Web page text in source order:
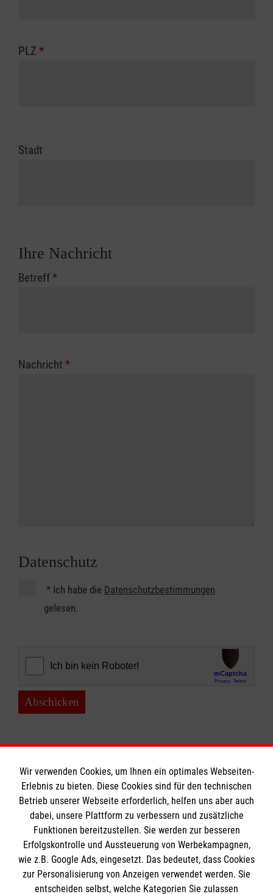
PLZ *
Stadt
Ihre Nachricht
Betreff*
Nachricht *
Datenschutz
* Ich habe die Datenschutzbestimmungen
gelesen.
Abschicken
Informationen
Impressum
Datenschutz
Kontakt
Die Malteser
Wir verwenden Cookies, um Ihnen ein optimales Webseiten-
Erlebnis zu bieten. Diese Cookies sind für den technischen
Betrieb unserer Webseite erforderlich, helfen uns aber auch
dabei, unsere Plattform zu verbessern und zusätzliche
Funktionen bereitzustellen. Sie werden zur besseren
Erfolgskontrolle und Aussteuerung von Werbekampagnen,
wie z.B. Google Ads, eingesetzt. Das bedeutet, dass Cookies
zur Personalisierung von Anzeigen verwendet werden. Sie
entscheiden selbst, welche Kategorien Sie zulassen